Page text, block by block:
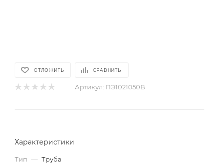
ОТЛОЖИТЬ СРАВНИТЬ
Артикул: ПЭ1021050В
Характеристики
Тип — Труба